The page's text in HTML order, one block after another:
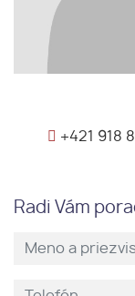
+421 918
Radi Vám